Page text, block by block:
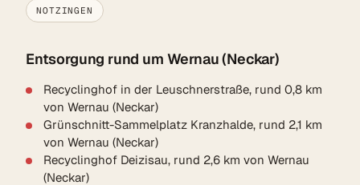
NOTZINGEN
Entsorgung rund um Wernau (Neckar)
Recyclinghof in der Leuschnerstraße, rund 0,8 km
von Wernau (Neckar)
Grünschnitt-Sammelplatz Kranzhalde, rund 2,1 km
von Wernau (Neckar)
Recyclinghof Deizisau, rund 2,6 km von Wernau
(Neckar)